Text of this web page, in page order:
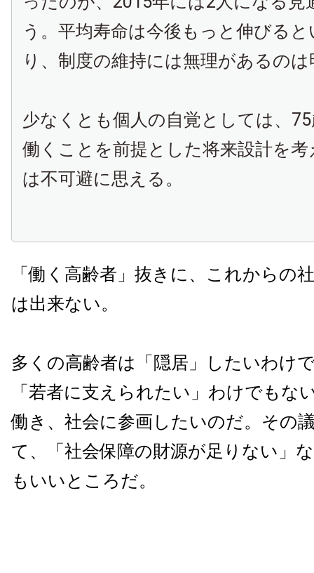
う。平均寿命は今後もっと伸びる
り、制度の維持には無理があるの
少なくとも個人の自覚としては、
働くことを前提とした将来設計を
は不可避に思える。
「働く高齢者」抜きに、これからの
は出来ない。
多くの高齢者は「隠居」したいわけ
「若者に支えられたい」わけでもな
働き、社会に参画したいのだ。その
て、「社会保障の財源が足りない」
もいいところだ。